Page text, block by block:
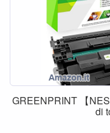
GREENPRINT 【
di